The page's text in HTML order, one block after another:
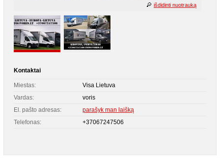
išdidinti nuotrauką
Kontaktai
Miestas:
Visa Lietuva
Vardas:
voris
El. pašto adresas:
parašyk man laišką
Telefonas:
+37067247506